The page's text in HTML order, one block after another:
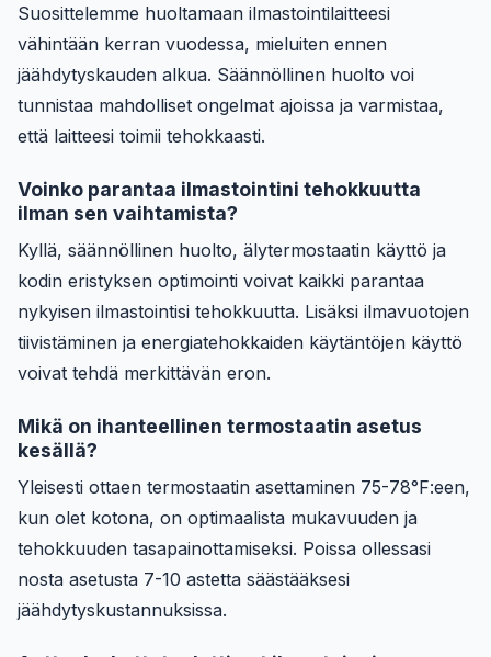
Suosittelemme huoltamaan ilmastointilaitteesi
vähintään kerran vuodessa, mieluiten ennen
jäähdytyskauden alkua. Säännöllinen huolto voi
tunnistaa mahdolliset ongelmat ajoissa ja varmistaa,
että laitteesi toimii tehokkaasti.
Voinko parantaa ilmastointini tehokkuutta
ilman sen vaihtamista?
Kyllä, säännöllinen huolto, älytermostaatin käyttö ja
kodin eristyksen optimointi voivat kaikki parantaa
nykyisen ilmastointisi tehokkuutta. Lisäksi ilmavuotojen
tiivistäminen ja energiatehokkaiden käytäntöjen käyttö
voivat tehdä merkittävän eron.
Mikä on ihanteellinen termostaatin asetus
kesällä?
Yleisesti ottaen termostaatin asettaminen 75-78°F:een,
kun olet kotona, on optimaalista mukavuuden ja
tehokkuuden tasapainottamiseksi. Poissa ollessasi
nosta asetusta 7-10 astetta säästääksesi
jäähdytyskustannuksissa.